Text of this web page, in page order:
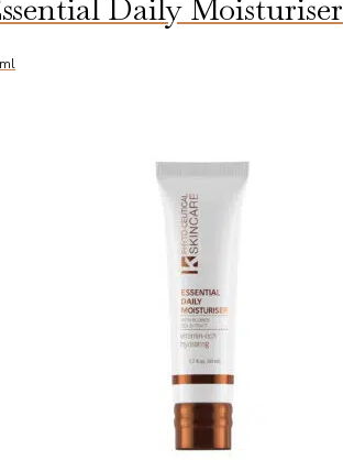
Neck
Daily Moisturiser